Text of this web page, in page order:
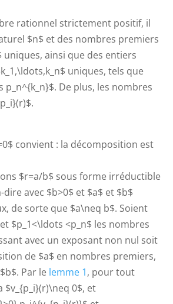
rationnel strictement positif, il
$n$ et des nombres premiers
uniques, ainsi que des entiers
uniques, tels que
p_n^{k_n}$. De plus, les nombres
convient : la décomposition est
$r=a/b$ sous forme irréductible
dire avec $b>0$ et $a$ et $b$
de sorte que $a\neq b$. Soient
$p_1<\ldots <p_n$ les nombres
avec un exposant non nul soit
de $a$ en nombres premiers,
Par le lemme 1, pour tout
$v_{p_i}(r)\neq 0$, et